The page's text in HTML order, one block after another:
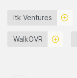
İtk Ventures
WalkOVR